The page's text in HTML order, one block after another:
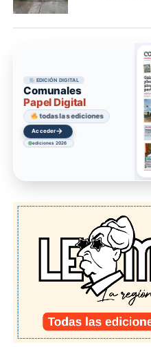
EDICIÓN DIGITAL
Comunales
Papel Digital
todas las ediciones
Acceder→
ediciones 2026